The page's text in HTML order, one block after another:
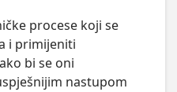
procese koji se
i primijeniti
bi se oni
nastupom